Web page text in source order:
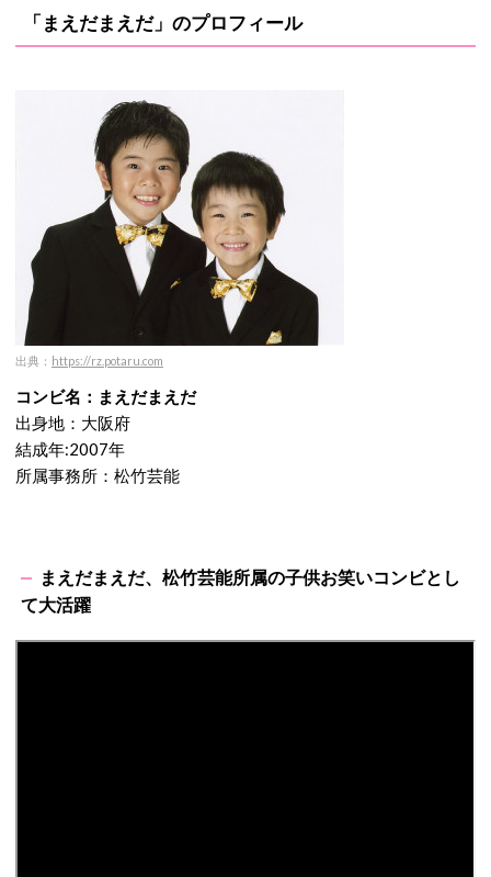
「まえだまえだ」のプロフィール
出典： https://rz.potaru.com
コンビ名：まえだまえだ
出身地：大阪府
結成年:2007年
所属事務所：松竹芸能
まえだまえだ、松竹芸能所属の子供お笑いコンビとし
て大活躍